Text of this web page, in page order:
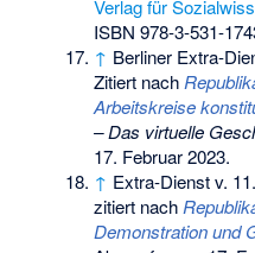
Verlag für
ISBN 978-3-531-
↑ Berliner Extra-
Zitiert nach
Arbeitskreise
– Das virtuelle
17. Februar 2023.
↑ Extra-Dienst v.
zitiert nach
Demonstration und